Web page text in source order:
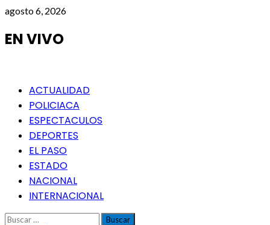
Saltar
contenido
agosto 6, 2026
EN VIVO
Menú
principal
ACTUALIDAD
POLICIACA
ESPECTACULOS
DEPORTES
EL PASO
ESTADO
NACIONAL
INTERNACIONAL
Buscar: